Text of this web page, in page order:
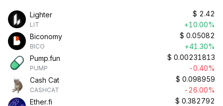
Lighter
LIT
$ 2.42
+10.00%
Biconomy
BICO
$ 0.05082
+41.30%
Pump.fun
PUMP
$ 0.00231813
-0.40%
Cash Cat
CASHCAT
$ 0.098959
-26.00%
Ether.fi
$ 0.382792